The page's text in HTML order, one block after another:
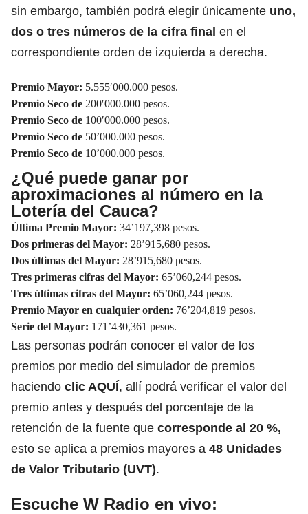
sin embargo, también podrá elegir únicamente uno,
dos o tres números de la cifra final en el
correspondiente orden de izquierda a derecha.
Premio Mayor: 5.555′000.000 pesos.
Premio Seco de 200′000.000 pesos.
Premio Seco de 100′000.000 pesos.
Premio Seco de 50’000.000 pesos.
Premio Seco de 10’000.000 pesos.
¿Qué puede ganar por
aproximaciones al número en la
Lotería del Cauca?
Última Premio Mayor: 34’197,398 pesos.
Dos primeras del Mayor: 28’915,680 pesos.
Dos últimas del Mayor: 28’915,680 pesos.
Tres primeras cifras del Mayor: 65’060,244 pesos.
Tres últimas cifras del Mayor: 65’060,244 pesos.
Premio Mayor en cualquier orden: 76’204,819 pesos.
Serie del Mayor: 171’430,361 pesos.
Las personas podrán conocer el valor de los
premios por medio del simulador de premios
haciendo clic AQUÍ, allí podrá verificar el valor del
premio antes y después del porcentaje de la
retención de la fuente que corresponde al 20 %,
esto se aplica a premios mayores a 48 Unidades
de Valor Tributario (UVT).
Escuche W Radio en vivo: